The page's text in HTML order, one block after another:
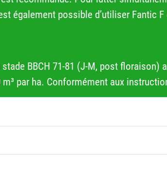
également possible d’utiliser Fantic
BBCH 71-81 (J-M, post
par ha. Conformément aux